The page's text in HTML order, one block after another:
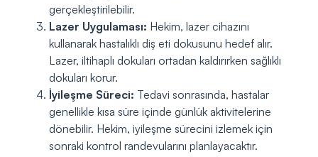
gerçekleştirilebilir.
Lazer Uygulaması: Hekim, lazer cihazını
kullanarak hastalıklı diş eti dokusunu hedef alır.
Lazer, iltihaplı dokuları ortadan kaldırırken sağlıklı
dokuları korur.
İyileşme Süreci: Tedavi sonrasında, hastalar
genellikle kısa süre içinde günlük aktivitelerine
dönebilir. Hekim, iyileşme sürecini izlemek için
sonraki kontrol randevularını planlayacaktır.